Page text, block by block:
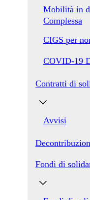
Mobilità in
Complessa
CIGS per
COVID-19
Contratti di
Avvisi
Fondi di